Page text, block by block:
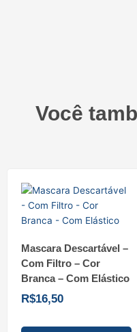
Você
Mascara Descartável –
Com Filtro – Cor
Branca – Com Elástico
R$16,50